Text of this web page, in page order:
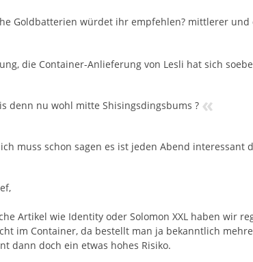
Goldbatterien würdet ihr empfehlen? mittlerer und
die Container-Anlieferung von Lesli hat sich
denn nu wohl mitte Shisingsdingsbums ? «
muss schon sagen es ist jeden Abend interessant
Artikel wie Identity oder Solomon XXL haben wir
im Container, da bestellt man ja bekanntlich
dann doch ein etwas hohes Risiko.